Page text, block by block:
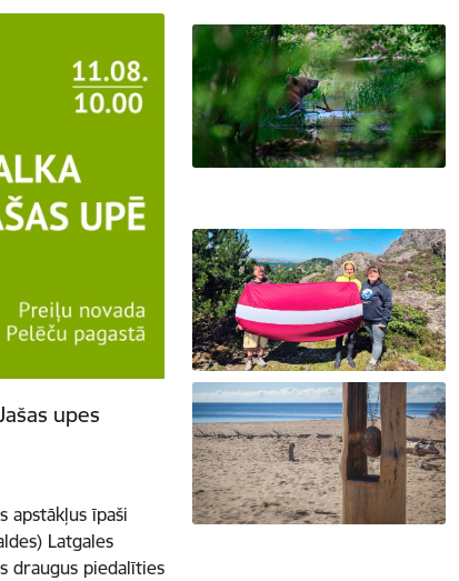
upes
apstākļus īpaši
Latgales
draugus piedalīties